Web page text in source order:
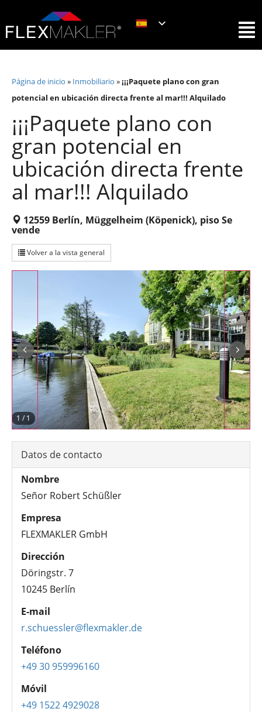
Página de inicio » Inmobiliario »¡¡¡Paquete plano con gran
potencial en ubicación directa frente al mar!!! Alquilado
¡¡¡Paquete plano con
gran potencial en
ubicación directa frente
al mar!!! Alquilado
12559 Berlín, Müggelheim (Köpenick), piso Se
vende
Volver a la vista general
1 /1
Datos de contacto
Nombre
Señor Robert Schüßler
Empresa
FLEXMAKLER GmbH
Dirección
Döringstr. 7
10245 Berlín
E-mail
r.schuessler@flexmakler.de
Teléfono
+49 30 959996160
Móvil
+49 1522 4929028